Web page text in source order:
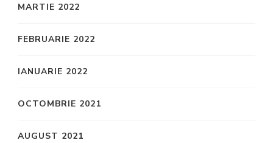
MARTIE 2022
FEBRUARIE 2022
IANUARIE 2022
OCTOMBRIE 2021
AUGUST 2021